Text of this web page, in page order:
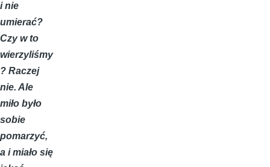
i nie
umierać?
Czy w to
wierzyliśmy
? Raczej
nie. Ale
miło było
sobie
pomarzyć,
a i miało się